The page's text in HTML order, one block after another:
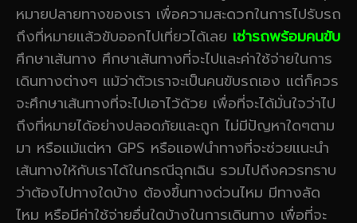
หมายปลายทางของเรา เพื่อความสะดวกในการไปรับรถ
ถึงที่หมายแล้วขับออกไปเที่ยวได้เลย เช่ารถพร้อมคนขับ
ศึกษาเส้นทาง ศึกษาเส้นทางที่จะไปและค่าใช้จ่ายในการ
เดินทางต่างๆ แม้ว่าตัวเราจะเป็นคนขับรถเอง แต่ก็ควร
จะศึกษาเส้นทางที่จะไปเอาไว้ด้วย เพื่อที่จะได้มั่นใจว่าไป
ถึงที่หมายได้อย่างปลอดภัยและถูก ไม่มีปัญหาใดๆตาม
มา หรือแม้แต่หา GPS หรือแอฟนำทางที่จะช่วยแนะนำ
เส้นทางให้กับเราได้ในกรณีฉุกเฉิน รวมไปถีงควรทราบ
ว่าต้องไปทางใดบ้าง ต้องขึ้นทางด่วนไหม มีทางลัด
ไหม หรือมีค่าใช้จ่ายอื่นใดบ้างในการเดินทาง เพื่อที่จะ